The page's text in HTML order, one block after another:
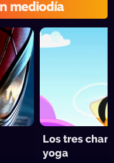
mediodía
Los tres
yoga